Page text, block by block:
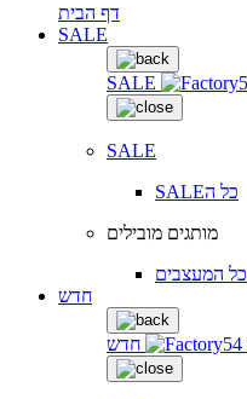
דף הבית
SALE
SALE
SALE
SALEכל ה
מותגים מובילים
כל המעצבים
חדש
חדש